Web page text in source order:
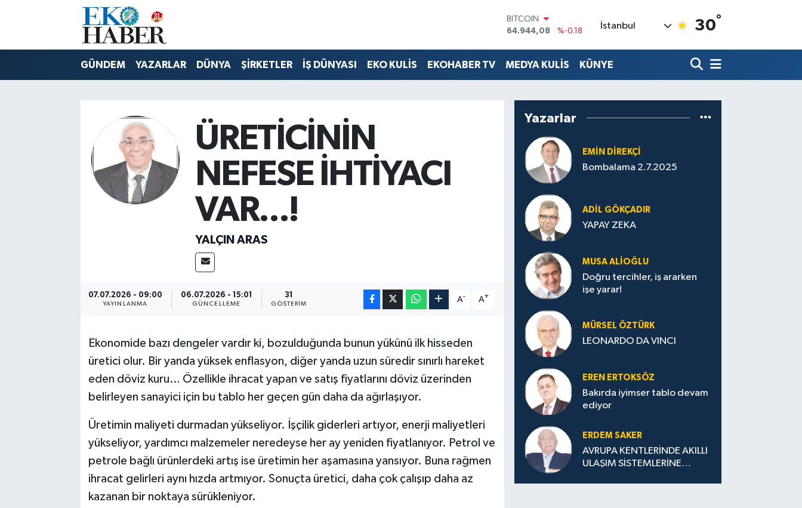
DOLAR
47,7436
%0.18
%0.32
STERLİN
64,4811
%0.38
BİST100
İstanbul 30°
GÜNDEM YAZARLAR DÜNYA ŞİRKETLER İŞ DÜNYASI EKO KULİS EKOHABER TV MEDYA KULİS KÜNYE
ÜRETİCİNİN
NEFESE İHTİYACI
VAR...!
YALÇIN ARAS
07.07.2026 - 09:00
YAYINLANMA
06.07.2026 - 15:01
GÜNCELLEME
31
GÖSTERIM
A- A+
Ekonomide bazı dengeler vardır ki, bozulduğunda bunun yükünü ilk hisseden
üretici olur. Bir yanda yüksek enflasyon, diğer yanda uzun süredir sınırlı hareket
eden döviz kuru… Özellikle ihracat yapan ve satış fiyatlarını döviz üzerinden
belirleyen sanayici için bu tablo her geçen gün daha da ağırlaşıyor.
Üretimin maliyeti durmadan yükseliyor. İşçilik giderleri artıyor, enerji maliyetleri
yükseliyor, yardımcı malzemeler neredeyse her ay yeniden fiyatlanıyor. Petrol ve
petrole bağlı ürünlerdeki artış ise üretimin her aşamasına yansıyor. Buna rağmen
ihracat gelirleri aynı hızda artmıyor. Sonuçta üretici, daha çok çalışıp daha az
kazanan bir noktaya sürükleniyor.
Yazarlar
EMIN DIREKÇI
Bombalama 2.7.2025
ADIL GÖKÇADIR
YAPAY ZEKA
MUSA ALIOĞLU
Doğru tercihler, iş ararken
işe yarar!
MÜRSEL ÖZTÜRK
LEONARDO DA VINCI
EREN ERTOKSÖZ
Bakırda iyimser tablo devam
ediyor
ERDEM SAKER
AVRUPA KENTLERİNDE AKILLI
ULAŞIM SİSTEMLERİNE
Hava Durumu
Tüm Manşetler
Son Dakika Haberleri